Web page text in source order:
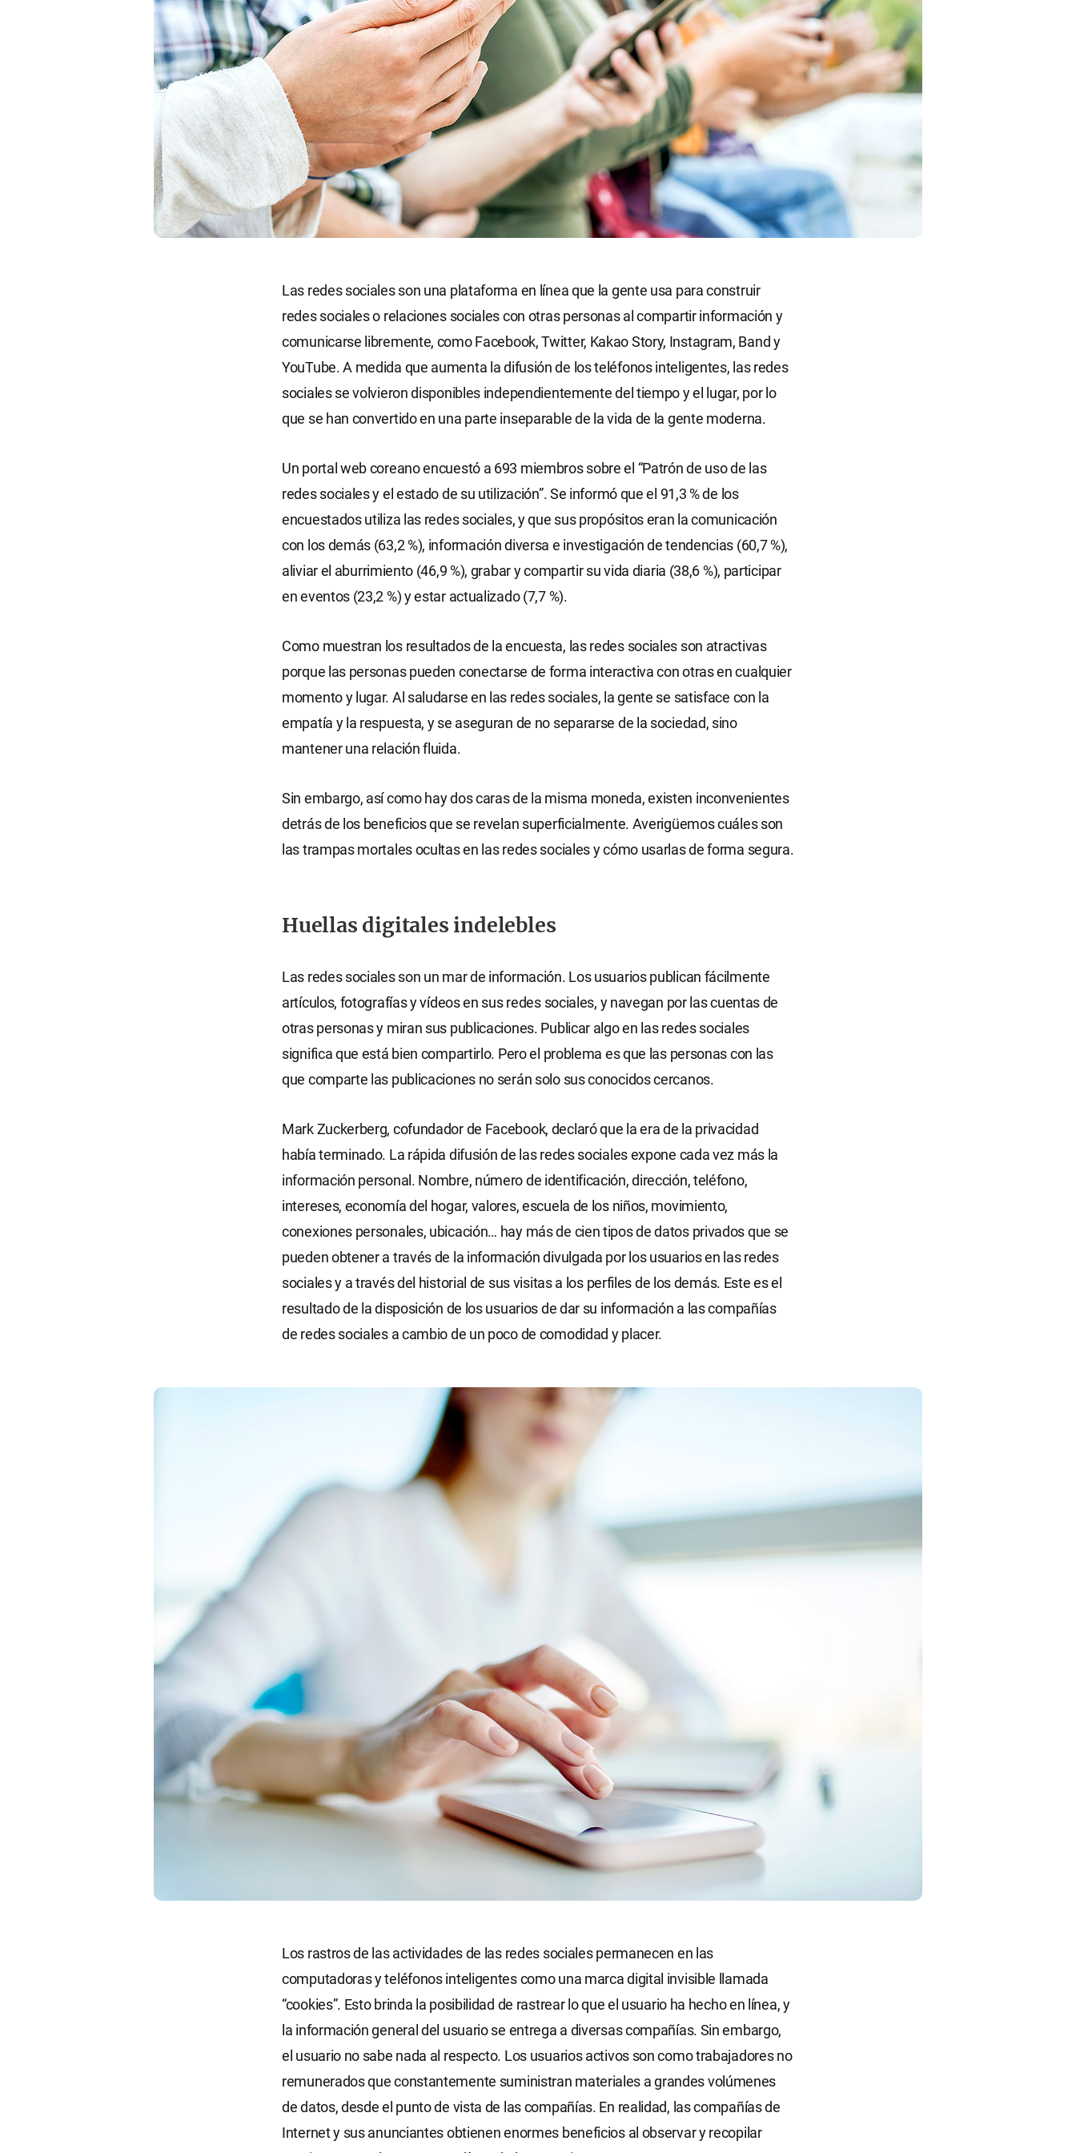
Las redes sociales son una plataforma en línea que la gente usa para construir
redes sociales o relaciones sociales con otras personas al compartir información y
comunicarse libremente, como Facebook, Twitter, Kakao Story, Instagram, Band y
YouTube. A medida que aumenta la difusión de los teléfonos inteligentes, las redes
sociales se volvieron disponibles independientemente del tiempo y el lugar, por lo
que se han convertido en una parte inseparable de la vida de la gente moderna.
Un portal web coreano encuestó a 693 miembros sobre el “Patrón de uso de las
redes sociales y el estado de su utilización”. Se informó que el 91,3 % de los
encuestados utiliza las redes sociales, y que sus propósitos eran la comunicación
con los demás (63,2 %), información diversa e investigación de tendencias (60,7 %),
aliviar el aburrimiento (46,9 %), grabar y compartir su vida diaria (38,6 %), participar
en eventos (23,2 %) y estar actualizado (7,7 %).
Como muestran los resultados de la encuesta, las redes sociales son atractivas
porque las personas pueden conectarse de forma interactiva con otras en cualquier
momento y lugar. Al saludarse en las redes sociales, la gente se satisface con la
empatía y la respuesta, y se aseguran de no separarse de la sociedad, sino
mantener una relación fluida.
Sin embargo, así como hay dos caras de la misma moneda, existen inconvenientes
detrás de los beneficios que se revelan superficialmente. Averigüemos cuáles son
las trampas mortales ocultas en las redes sociales y cómo usarlas de forma segura.
Huellas digitales indelebles
Las redes sociales son un mar de información. Los usuarios publican fácilmente
artículos, fotografías y vídeos en sus redes sociales, y navegan por las cuentas de
otras personas y miran sus publicaciones. Publicar algo en las redes sociales
significa que está bien compartirlo. Pero el problema es que las personas con las
que comparte las publicaciones no serán solo sus conocidos cercanos.
Mark Zuckerberg, cofundador de Facebook, declaró que la era de la privacidad
había terminado. La rápida difusión de las redes sociales expone cada vez más la
información personal. Nombre, número de identificación, dirección, teléfono,
intereses, economía del hogar, valores, escuela de los niños, movimiento,
conexiones personales, ubicación… hay más de cien tipos de datos privados que se
pueden obtener a través de la información divulgada por los usuarios en las redes
sociales y a través del historial de sus visitas a los perfiles de los demás. Este es el
resultado de la disposición de los usuarios de dar su información a las compañías
de redes sociales a cambio de un poco de comodidad y placer.
Los rastros de las actividades de las redes sociales permanecen en las
computadoras y teléfonos inteligentes como una marca digital invisible llamada
“cookies”. Esto brinda la posibilidad de rastrear lo que el usuario ha hecho en línea, y
la información general del usuario se entrega a diversas compañías. Sin embargo,
el usuario no sabe nada al respecto. Los usuarios activos son como trabajadores no
remunerados que constantemente suministran materiales a grandes volúmenes
de datos, desde el punto de vista de las compañías. En realidad, las compañías de
Internet y sus anunciantes obtienen enormes beneficios al observar y recopilar